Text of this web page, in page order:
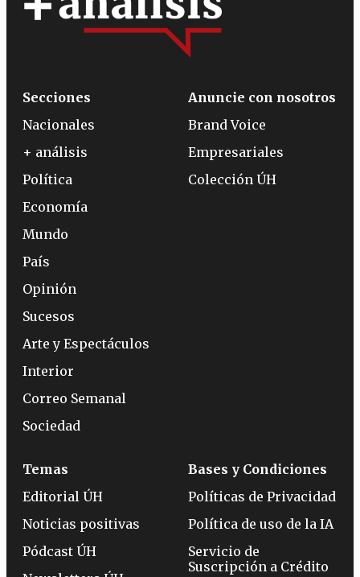
Secciones
Nacionales
+ análisis
Política
Economía
Mundo
País
Opinión
Sucesos
Arte y Espectáculos
Interior
Correo Semanal
Sociedad
Anuncie con nosotros
Brand Voice
Empresariales
Colección ÚH
Temas
Editorial ÚH
Noticias positivas
Pódcast ÚH
Bases y Condiciones
Políticas de Privacidad
Política de uso de la IA
Servicio de
Suscripción a Crédito